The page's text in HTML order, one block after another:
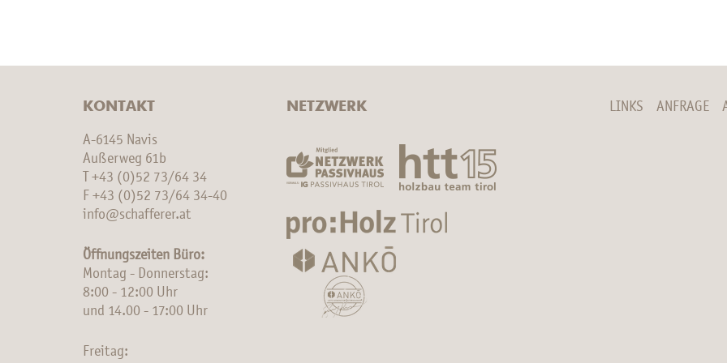
KONTAKT
A-6145 Navis
Außerweg 61b
+43 (0)52 73/64 34
F +43 (0)52 73/64 34-40
info@schafferer.at
Öffnungszeiten Büro:
Montag - Donnerstag:
8:00 - 12:00 Uhr
und 14.00 - 17:00 Uhr
Freitag:
NETZWERK LINKS ANFRAGE